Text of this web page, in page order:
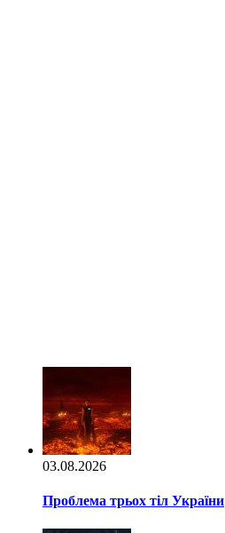
03.08.2026
Проблема трьох тіл України